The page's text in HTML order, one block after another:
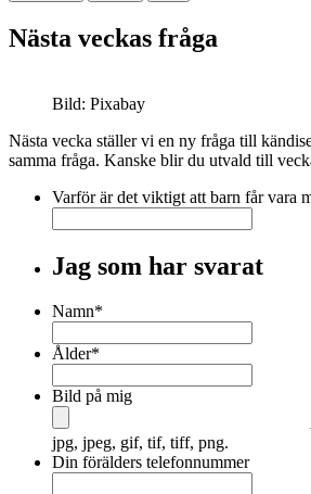
Nästa veckas fråga
Bild: Pixabay
Nästa vecka ställer vi en ny fråga till
samma fråga. Kanske blir du utvald till
Varför är det viktigt att barn får vara
Jag som har svarat
Namn*
Ålder*
Bild på mig
jpg, jpeg, gif, tif, tiff, png.
Din förälders telefonnummer